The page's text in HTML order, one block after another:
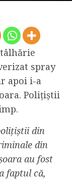
spray
apoi i-a
Polițiștii
din
din
au fost
faptul că,